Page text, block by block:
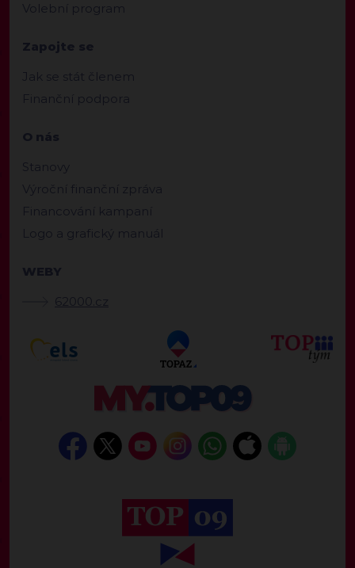
Volební program
Zapojte se
Jak se stát členem
Finanční podpora
O nás
Stanovy
Výroční finanční zpráva
Financování kampaní
Logo a grafický manuál
WEBY
62000.cz